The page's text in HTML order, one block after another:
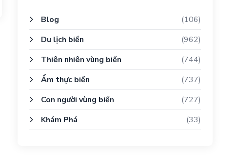
Blog
(106)
Du lịch biển
(962)
Thiên nhiên vùng biển
(744)
Ẩm thực biển
(737)
Con người vùng biển
(727)
Khám Phá
(33)